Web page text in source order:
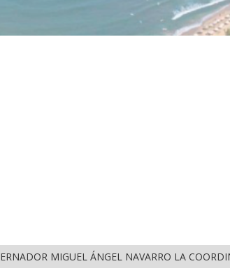
MIGUEL ÁNGEL NAVARRO LA